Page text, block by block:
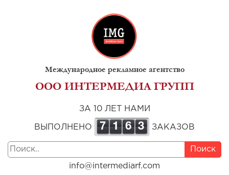
Международное рекламное агентство
ООО ИНТЕРМЕДИА ГРУПП
ЗА 10 ЛЕТ НАМИ
ВЫПОЛНЕНО 7 1 6 3 ЗАКАЗОВ
Поиск
info@intermediarf.com